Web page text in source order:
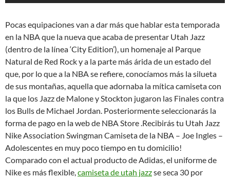
Pocas equipaciones van a dar más que hablar esta temporada
en la NBA que la nueva que acaba de presentar Utah Jazz
(dentro de la línea ‘City Edition’), un homenaje al Parque
Natural de Red Rock y a la parte más árida de un estado del
que, por lo que a la NBA se refiere, conocíamos más la silueta
de sus montañas, aquella que adornaba la mítica camiseta con
la que los Jazz de Malone y Stockton jugaron las Finales contra
los Bulls de Michael Jordan. Posteriormente seleccionarás la
forma de pago en la web de NBA Store .Recibirás tu Utah Jazz
Nike Association Swingman Camiseta de la NBA – Joe Ingles –
Adolescentes en muy poco tiempo en tu domicilio!
Comparado con el actual producto de Adidas, el uniforme de
Nike es más flexible,camiseta de utah jazzse seca 30 por